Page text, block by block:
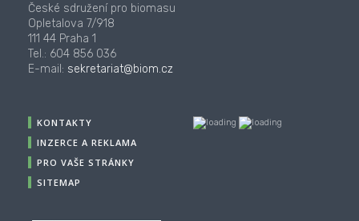
České sdružení pro biomasu
Opletalova 7/918
111 44 Praha 1
Tel.: 604 856 036
E-mail: sekretariat@biom.cz
KONTAKTY
INZERCE A REKLAMA
PRO VAŠE STRÁNKY
SITEMAP